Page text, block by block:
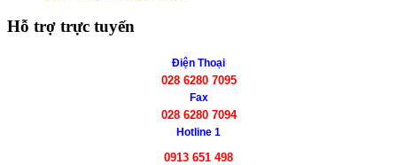
Hỗ trợ trực tuyến
Điện Thoại
028 6280 7095
Fax
028 6280 7094
Hotline 1
0913 651 498